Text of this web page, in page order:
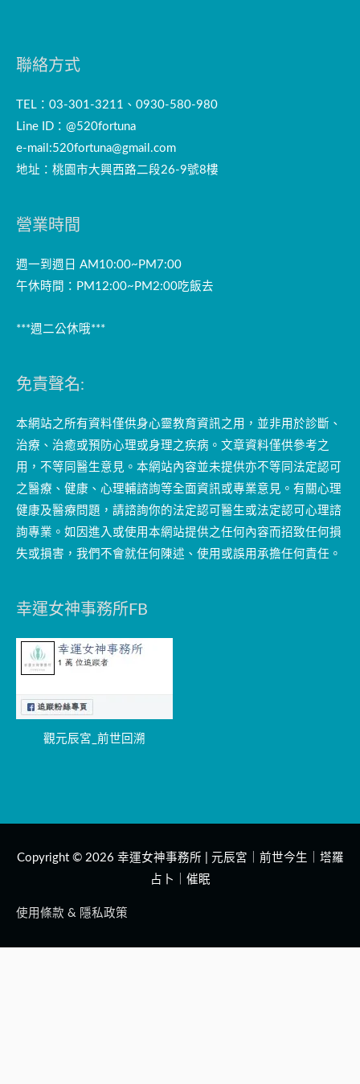
聯絡方式
TEL：03-301-3211、0930-580-980
Line ID：@520fortuna
e-mail:520fortuna@gmail.com
地址：桃園市大興西路二段26-9號8樓
營業時間
週一到週日 AM10:00~PM7:00
午休時間：PM12:00~PM2:00吃飯去
***週二公休哦***
免責聲名:
本網站之所有資料僅供身心靈教育資訊之用，並非用於診斷、
治療、治癒或預防心理或身理之疾病。文章資料僅供參考之
用，不等同醫生意見。本網站內容並未提供亦不等同法定認可
之醫療、健康、心理輔諮詢等全面資訊或專業意見。有關心理
健康及醫療問題，請諮詢你的法定認可醫生或法定認可心理諮
詢專業。如因進入或使用本網站提供之任何內容而招致任何損
失或損害，我們不會就任何陳述、使用或誤用承擔任何責任。
幸運女神事務所FB
觀元辰宮_前世回溯
Copyright © 2026 幸運女神事務所 | 元辰宮｜前世今生｜塔羅
占卜｜催眠
使用條款 & 隱私政策